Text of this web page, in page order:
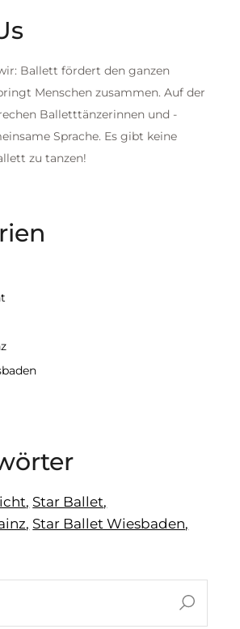
Ballett fördert den ganzen
Menschen zusammen. Auf der
Balletttänzerinnen und -
Sprache. Es gibt keine
zu tanzen!
Star Ballet
Star Ballet Wiesbaden